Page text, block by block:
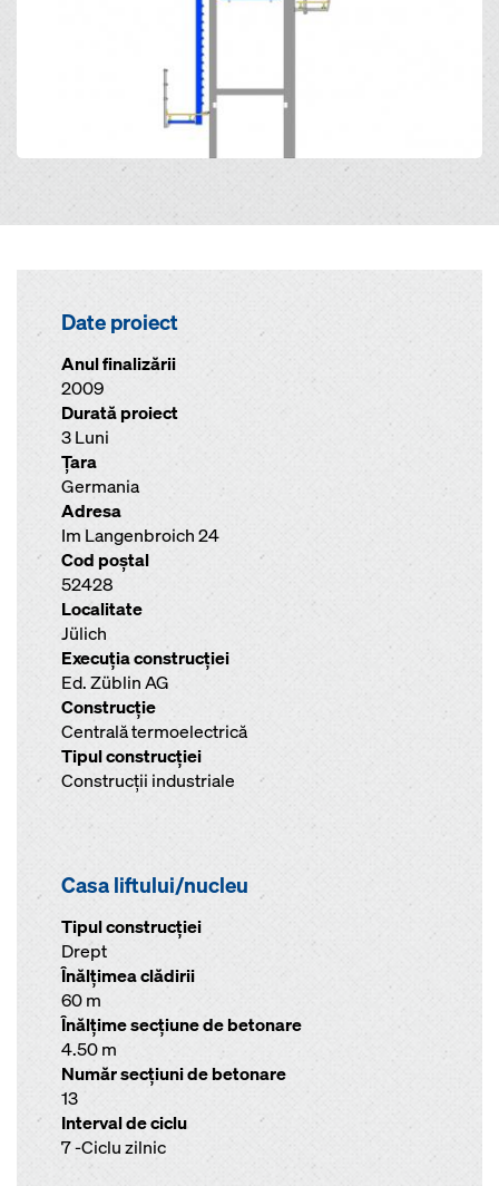
Date proiect
Anul finalizării
2009
Durată proiect
3 Luni
Ţara
Germania
Adresa
Im Langenbroich 24
Cod poştal
52428
Localitate
Jülich
Execuţia construcţiei
Ed. Züblin AG
Construcţie
Centrală termoelectrică
Tipul construcţiei
Construcţii industriale
Casa liftului/nucleu
Tipul construcției
Drept
Înălţimea clădirii
60 m
Înălţime secţiune de betonare
4.50 m
Număr secţiuni de betonare
13
Interval de ciclu
7 -Ciclu zilnic